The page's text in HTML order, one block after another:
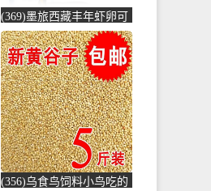
(369)墨旅西藏丰年虾卵可
孵化大红新卵观赏鱼饲料
七彩神仙鱼-虾饲料(墨旅
旗舰店仅售17元)
(356)乌食鸟饲料小鸟吃的